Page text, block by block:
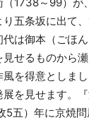
り五条坂に出て
は御本（ごほ
せるものから
を得意としま
を見せます。『
5五）年に京焼